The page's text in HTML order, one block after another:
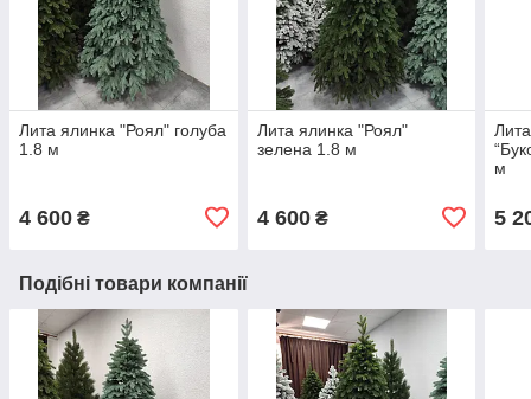
Лита ялинка "Роял" голуба
1.8 м
4 600 ₴
Лита ялинка "Роял"
зелена 1.8 м
4 600₴
м
5
Подібні товари компанії